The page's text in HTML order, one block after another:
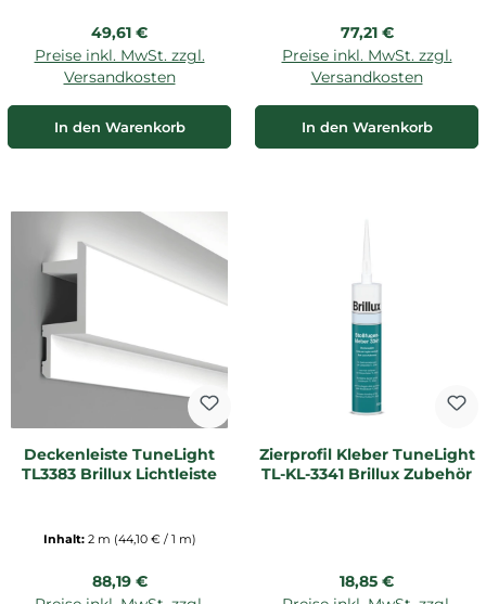
Regulärer Preis:
49,61 €
Preise inkl. MwSt. zzgl.
Versandkosten
In den Warenkorb
Regulärer Preis:
77,21 €
Preise inkl. MwSt. zzgl.
Versandkosten
In den Warenkorb
Deckenleiste TuneLight
TL3383 Brillux Lichtleiste
Inhalt: 2 m (44,10 € / 1 m)
Regulärer Preis:
88,19 €
Zierprofil Kleber TuneLight
TL-KL-3341 Brillux Zubehör
Regulärer Preis:
18,85 €